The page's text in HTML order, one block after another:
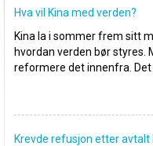
Hva vil Kina med verden?
Kina la i sommer frem sitt
hvordan verden bør styres.
reformere det innenfra. Det
Krevde refusjon etter